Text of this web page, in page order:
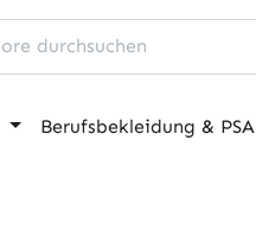
Berufsbekleidung & PSA